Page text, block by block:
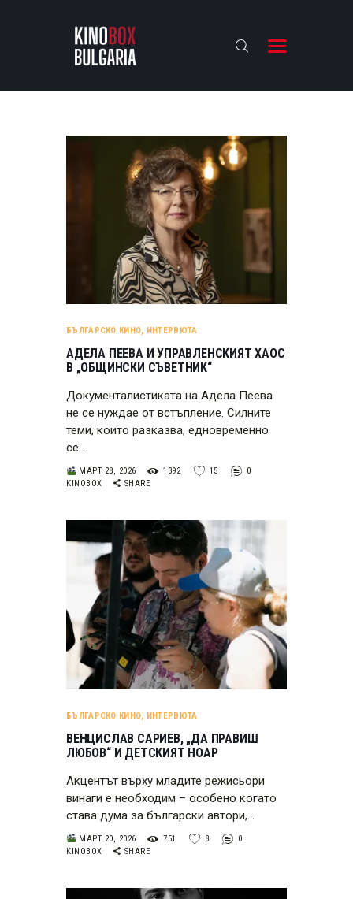
KINOBOX BULGARIA
БАХТИ НАГРАДИТЕ
ИНТЕРВЮТА
БЪЛГАРСКО КИНО, ИНТЕРВЮТА
АДЕЛА ПЕЕВА И УПРАВЛЕНСКИЯТ ХАОС
В „ОБЩИНСКИ СЪВЕТНИК“
Документалистиката на Адела Пеева
не се нуждае от встъпление. Силните
теми, които разказва, едновременно
се…
МАРТ 28, 2026 1392 15
0
KINOBOX
SHARE
БЪЛГАРСКО КИНО ИНТЕРВЮТА
ВЕНЦИСЛАВ САРИЕВ, „ДА ПРАВИШ
ЛЮБОВ“ И ДЕТСКИЯТ НОАР
Акцентът върху младите режисьори
винаги е необходим – особено когато
става дума за български автори,…
МАРТ 20, 2026 751 8
0
KINOBOX
SHARE